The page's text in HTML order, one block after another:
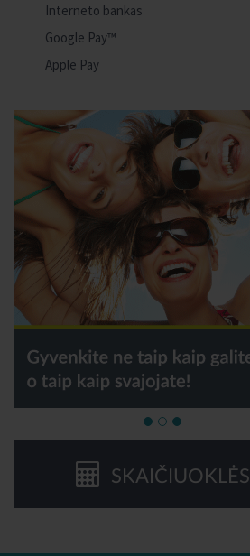
Interneto bankas
Google Pay™
Apple Pay
SKAIČIUOKLĖS